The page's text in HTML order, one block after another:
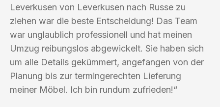
Leverkusen von Leverkusen nach Russe zu
ziehen war die beste Entscheidung! Das Team
war unglaublich professionell und hat meinen
Umzug reibungslos abgewickelt. Sie haben sich
um alle Details gekümmert, angefangen von der
Planung bis zur termingerechten Lieferung
meiner Möbel. Ich bin rundum zufrieden!“